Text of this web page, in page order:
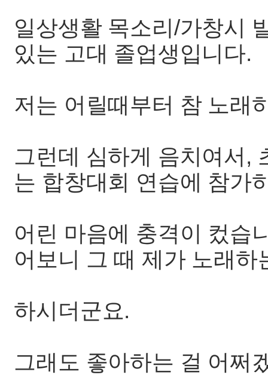
일상생활 목소리/가창시
있는 고대 졸업생입니다.
저는 어릴때부터 참 노래
그런데 심하게 음치여서,
는 합창대회 연습에 참가
어린 마음에 충격이 컸습
어보니 그 때 제가 노래
하시더군요.
그래도 좋아하는 걸 어쩌